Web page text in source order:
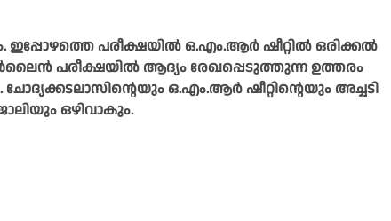
പരീക്ഷയിൽ ഒ.എം.ആർ ഷീറ്റിൽ ഒരിക്കൽ
പരീക്ഷയിൽ ആദ്യം രേഖപ്പെടുത്തുന്ന ഉത്തരം
ഒ.എം.ആർ ഷീറ്റിന്റെയും അച്ചടി
ഒഴിവാകും.